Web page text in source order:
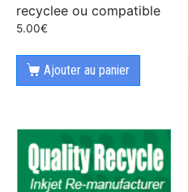
recyclee ou compatible
5.00€
Ajouter au panier